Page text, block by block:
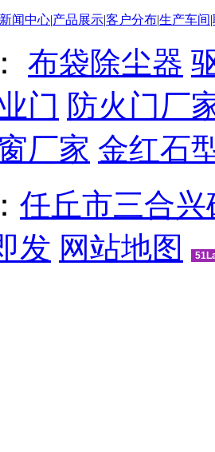
新闻中心|产品展示|客户分布|生产车间|
布袋除尘器
门 防火门厂
厂家 金红石
任丘市三合
发 网站地图